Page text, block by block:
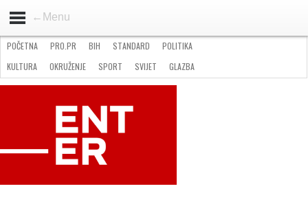
←Menu
STANDARD
GOSPODARSTVO
OKRUŽENJE
POČETNA PRO.PR BIH STANDARD
POLITIKA
KULTURA
OKRUŽENJE SPORT SVIJET
GLAZBA
NATJEČAJI
FILMING LOCATION IN BH KONTAKT